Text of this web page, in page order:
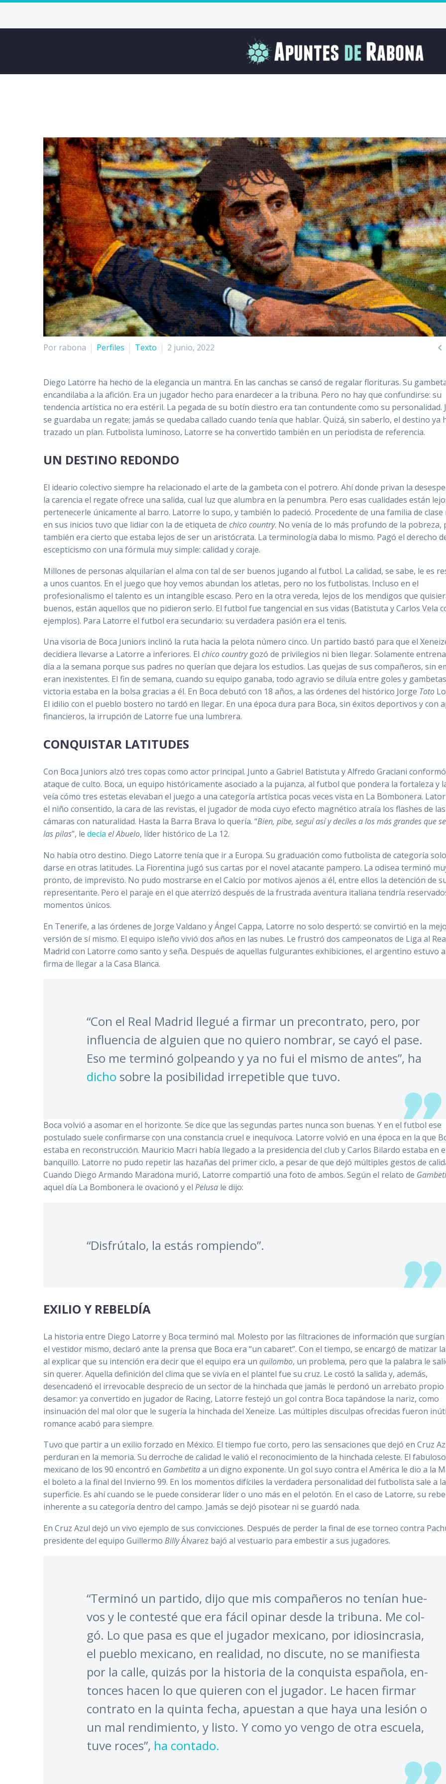

Por rabona Perfiles Texto 2 junio, 2022
Diego Latorre ha hecho de la elegancia un mantra. En las canchas se cansó de regalar florituras. Su
encandilaba a la afición. Era un jugador hecho para enardecer a la tribuna. Pero no hay que confundirse: su
tendencia artística no era estéril. La pegada de su botín diestro era tan contundente como su personalidad.
se guardaba un regate; jamás se quedaba callado cuando tenía que hablar. Quizá, sin saberlo, el destino ya
trazado un plan. Futbolista luminoso, Latorre se ha convertido también en un periodista de referencia.
UN DESTINO REDONDO
El ideario colectivo siempre ha relacionado el arte de la gambeta con el potrero. Ahí donde privan la
la carencia el regate ofrece una salida, cual luz que alumbra en la penumbra. Pero esas cualidades están
pertenecerle únicamente al barro. Latorre lo supo, y también lo padeció. Procedente de una familia de clase
en sus inicios tuvo que lidiar con la de etiqueta de chico country. No venía de lo más profundo de la pobreza,
también era cierto que estaba lejos de ser un aristócrata. La terminología daba lo mismo. Pagó el derecho
escepticismo con una fórmula muy simple: calidad y coraje.
Millones de personas alquilarían el alma con tal de ser buenos jugando al futbol. La calidad, se sabe, le es
a unos cuantos. En el juego que hoy vemos abundan los atletas, pero no los futbolistas. Incluso en el
profesionalismo el talento es un intangible escaso. Pero en la otra vereda, lejos de los mendigos que
buenos, están aquellos que no pidieron serlo. El futbol fue tangencial en sus vidas (Batistuta y Carlos Vela
ejemplos). Para Latorre el futbol era secundario: su verdadera pasión era el tenis.
Una visoria de Boca Juniors inclinó la ruta hacia la pelota número cinco. Un partido bastó para que el
decidiera llevarse a Latorre a inferiores. El chico countrygozó de privilegios ni bien llegar. Solamente
día a la semana porque sus padres no querían que dejara los estudios. Las quejas de sus compañeros, sin
eran inexistentes. El fin de semana, cuando su equipo ganaba, todo agravio se diluía entre goles y
victoria estaba en la bolsa gracias a él. En Boca debutó con 18 años, a las órdenes del histórico Jorge Toto
El idilio con el pueblo bostero no tardó en llegar. En una época dura para Boca, sin éxitos deportivos y con
financieros, la irrupción de Latorre fue una lumbrera.
CONQUISTAR LATITUDES
Con Boca Juniors alzó tres copas como actor principal. Junto a Gabriel Batistuta y Alfredo Graciani
ataque de culto. Boca, un equipo históricamente asociado a la pujanza, al futbol que pondera la fortaleza y
veía cómo tres estetas elevaban el juego a una categoría artística pocas veces vista en La Bombonera.
el niño consentido, la cara de las revistas, el jugador de moda cuyo efecto magnético atraía los flashes de las
cámaras con naturalidad. Hasta la Barra Brava lo quería. “Bien, pi­be, se­guí así y de­cíles a los más gran­des que
las pi­las”, le decía el Abuelo, líder histórico de La 12.
No había otro destino. Diego Latorre tenía que ir a Europa. Su graduación como futbolista de categoría
darse en otras latitudes. La Fiorentina jugó sus cartas por el novel atacante pampero. La odisea terminó
pronto, de imprevisto. No pudo mostrarse en el Calcio por motivos ajenos a él, entre ellos la detención de
representante. Pero el paraje en el que aterrizó después de la frustrada aventura italiana tendría
momentos únicos.
En Tenerife, a las órdenes de Jorge Valdano y Ángel Cappa, Latorre no solo despertó: se convirtió en la
versión de sí mismo. El equipo isleño vivió dos años en las nubes. Le frustró dos campeonatos de Liga al
Madrid con Latorre como santo y seña. Después de aquellas fulgurantes exhibiciones, el argentino estuvo
firma de llegar a la Casa Blanca.
“Con el Real Ma­drid lle­gué a fir­mar un pre­con­tra­to, pe­ro, por
in­fluen­cia de al­guien que no quie­ro nom­brar, se ca­yó el pa­se.
Eso me ter­mi­nó gol­pean­do y ya no fui el mis­mo de an­tes”, ha
dicho sobre la posibilidad irrepetible que tuvo.
Boca volvió a asomar en el horizonte. Se dice que las segundas partes nunca son buenas. Y en el futbol ese
postulado suele confirmarse con una constancia cruel e inequívoca. Latorre volvió en una época en la que
estaba en reconstrucción. Mauricio Macri había llegado a la presidencia del club y Carlos Bilardo estaba en
banquillo. Latorre no pudo repetir las hazañas del primer ciclo, a pesar de que dejó múltiples gestos de
Cuando Diego Armando Maradona murió, Latorre compartió una foto de ambos. Según el relato de
aquel día La Bombonera le ovacionó y el Pelusa le dijo:
“Disfrútalo, la estás rompiendo”.
EXILIO Y REBELDÍA
La historia entre Diego Latorre y Boca terminó mal. Molesto por las filtraciones de información que surgían
el vestidor mismo, declaró ante la prensa que Boca era “un cabaret”. Con el tiempo, se encargó de matizar
al explicar que su intención era decir que el equipo era un quilombo, un problema, pero que la palabra le
sin querer. Aquella definición del clima que se vivía en el plantel fue su cruz. Le costó la salida y, además,
desencadenó el irrevocable desprecio de un sector de la hinchada que jamás le perdonó un arrebato propio
desamor: ya convertido en jugador de Racing, Latorre festejó un gol contra Boca tapándose la nariz, como
insinuación del mal olor que le sugería la hinchada del Xeneize. Las múltiples disculpas ofrecidas fueron
romance acabó para siempre.
Tuvo que partir a un exilio forzado en México. El tiempo fue corto, pero las sensaciones que dejó en Cruz
perduran en la memoria. Su derroche de calidad le valió el reconocimiento de la hinchada celeste. El
mexicano de los 90 encontró en Gambetitaa un digno exponente. Un gol suyo contra el América le dio a la
el boleto a la final del Invierno 99. En los momentos difíciles la verdadera personalidad del futbolista sale a la
superficie. Es ahí cuando se le puede considerar líder o uno más en el pelotón. En el caso de Latorre, su
inherente a su categoría dentro del campo. Jamás se dejó pisotear ni se guardó nada.
En Cruz Azul dejó un vivo ejemplo de sus convicciones. Después de perder la final de ese torneo contra
presidente del equipo Guillermo BillyÁlvarez bajó al vestuario para embestir a sus jugadores.
“Ter­mi­nó un par­ti­do, di­jo que mis com­pa­ñe­ros no te­nían hue­
vos y le con­tes­té que era fá­cil opi­nar des­de la tri­bu­na. Me col­
gó. Lo que pa­sa es que el ju­ga­dor me­xi­ca­no, por idio­sin­cra­sia,
el pue­blo me­xi­ca­no, en rea­li­dad, no dis­cu­te, no se ma­ni­fies­ta
por la ca­lle, qui­zás por la his­to­ria de la con­quis­ta es­pa­ño­la, en­
ton­ces ha­cen lo que quie­ren con el ju­ga­dor. Le ha­cen fir­mar
con­tra­to en la quin­ta fe­cha, apues­tan a que ha­ya una le­sión o
un mal ren­di­mien­to, y lis­to. Y co­mo yo ven­go de otra es­cue­la,
tu­ve ro­ces”, ha contado.